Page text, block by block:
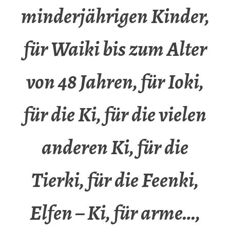
minderjährigen Kinder,
für Waiki bis zum Alter
von 48 Jahren, für Ioki,
für die Ki, für die vielen
anderen Ki, für die
Tierki, für die Feenki,
Elfen – Ki, für arme…,